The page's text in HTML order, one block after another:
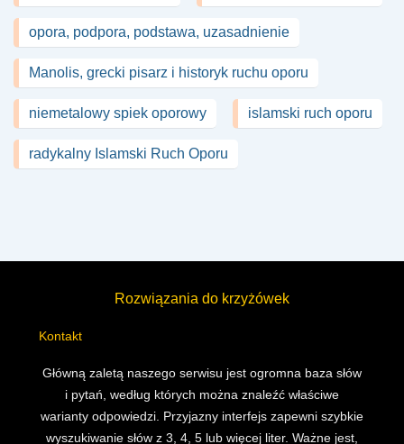
opora, podpora, podstawa, uzasadnienie
Manolis, grecki pisarz i historyk ruchu oporu
niemetalowy spiek oporowy islamski ruch oporu
radykalny Islamski Ruch Oporu
Rozwiązania do krzyżówek
Kontakt
Główną zaletą naszego serwisu jest ogromna baza słów
i pytań, według których można znaleźć właściwe
warianty odpowiedzi. Przyjazny interfejs zapewni szybkie
wyszukiwanie słów z 3, 4, 5 lub więcej liter. Ważne jest,